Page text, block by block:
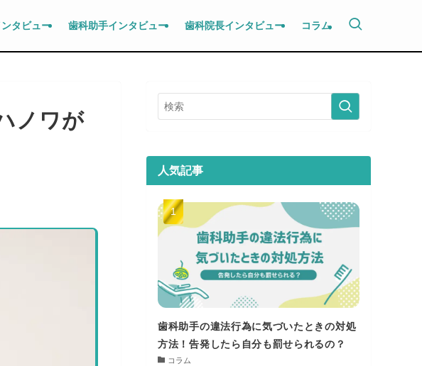
タビュー 歯科助手インタビュー 歯科院長インタビュー コラム
ノワが
人気記事
歯科助手の違法行為に気づいたときの対処
方法！告発したら自分も罰せられるの？
コラム